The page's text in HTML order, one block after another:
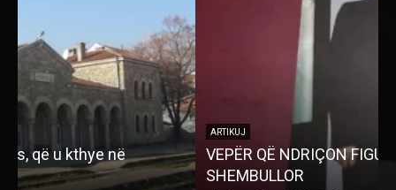
VEPËR QË NDRIÇON FIGURËN E NJË MISIONARI
SHEMBULLOR